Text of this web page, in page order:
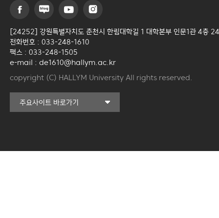
[24252] 강원특별자치도 춘천시 한림대학길 1 대학본부 인문1관 4층
전화번호 : 033-248-1610
팩스 : 033-248-1505
e-mail : de1610@hallym.ac.kr
copyright (C) HALLYM University All rights reserved.
주요사이트 바로가기
커뮤니티교육원
국제학생증신청